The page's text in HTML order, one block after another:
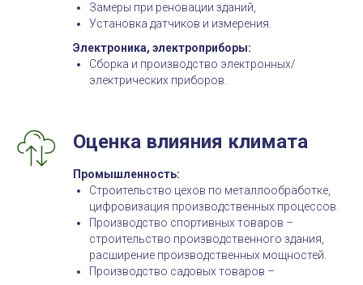
Замеры при реновации зданий,
Установка датчиков и измерения.
Электроника, электроприборы:
Сборка и производство электронных/
электрических приборов.
Оценка влияния климата
Промышленность:
Строительство цехов по металлообработке,
цифровизация производственных процессов.
Производство спортивных товаров –
строительство производственного здания,
расширение производственных мощностей.
Производство садовых товаров –